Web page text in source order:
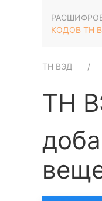
КОДОВ ТН
ТН ВЭД
ТН